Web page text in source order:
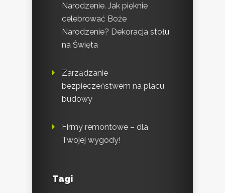
Narodzenie. Jak pięknie
celebrować Boże
Narodzenie? Dekoracja stołu
na Święta
Zarządzanie
bezpieczeństwem na placu
budowy
Firmy remontowe – dla
Twojej wygody!
Tagi